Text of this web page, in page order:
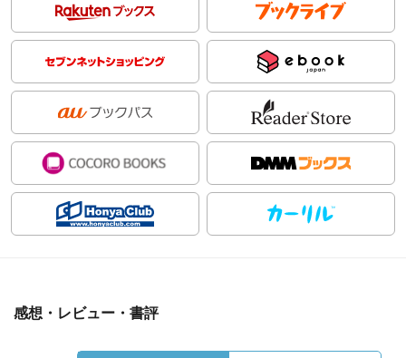
感想・レビュー・書評